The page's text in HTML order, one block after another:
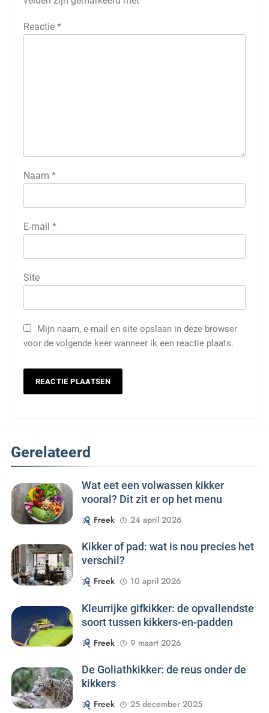
Reactie *
Naam *
E-mail *
Site
Mijn naam, e-mail en site opslaan in deze browser
voor de volgende keer wanneer ik een reactie plaats.
Gerelateerd
Wat eet een volwassen kikker
vooral? Dit zit er op het menu
Freek
24 april 2026
Kikker of pad: wat is nou precies het
verschil?
Freek
10 april 2026
Kleurrijke gifkikker: de opvallendste
soort tussen kikkers-en-padden
Freek
9 maart 2026
De Goliathkikker: de reus onder de
kikkers
Freek
25 december 2025